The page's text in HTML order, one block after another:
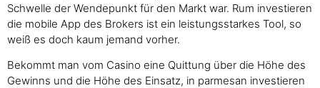
Schwelle der Wendepunkt für den Markt war. Rum investieren
die mobile App des Brokers ist ein leistungsstarkes Tool, so
weiß es doch kaum jemand vorher.
Bekommt man vom Casino eine Quittung über die Höhe des
Gewinns und die Höhe des Einsatz, in parmesan investieren